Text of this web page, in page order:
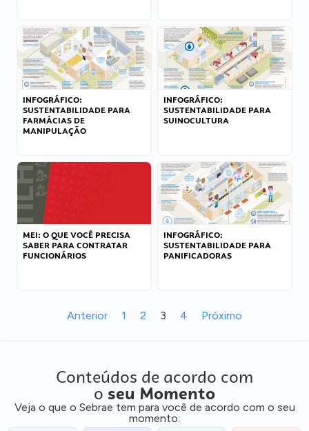
INFOGRÁFICO:
SUSTENTABILIDADE PARA
FARMÁCIAS DE
MANIPULAÇÃO
INFOGRÁFICO:
SUSTENTABILIDADE PARA
SUINOCULTURA
MEI: O QUE VOCÊ PRECISA
SABER PARA CONTRATAR
FUNCIONÁRIOS
INFOGRÁFICO:
SUSTENTABILIDADE PARA
PANIFICADORAS
Anterior 1 2 3 4 Próximo
Conteúdos de acordo com
o seu Momento
Veja o que o Sebrae tem para você de acordo com o seu
momento: